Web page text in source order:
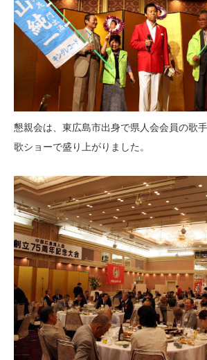
懇親会は、東広島市出身で県人会会員の歌
歌ショーで盛り上がりました。